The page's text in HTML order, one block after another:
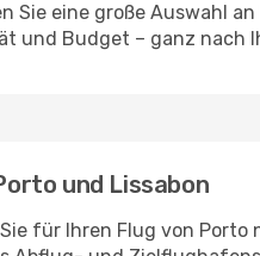
Sie eine große Auswahl
und Budget – ganz nach
und Lissabon
für Ihren Flug von